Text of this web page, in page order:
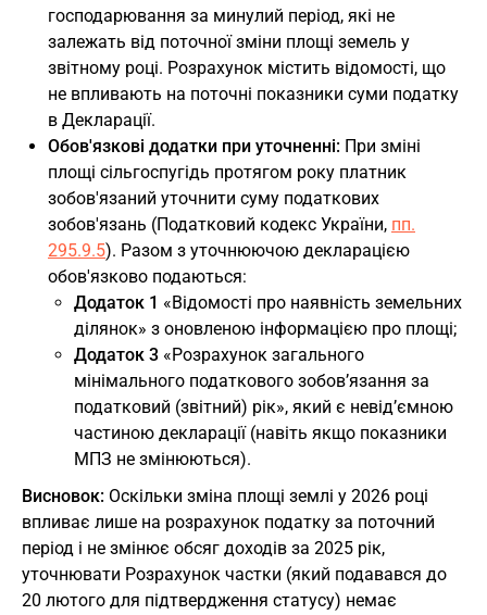
господарювання за минулий період, які не
залежать від поточної зміни площі земель у
звітному році. Розрахунок містить відомості, що
не впливають на поточні показники суми податку
в Декларації.
Обов'язкові додатки при уточненні: При зміні
площі сільгоспугідь протягом року платник
зобов'язаний уточнити суму податкових
зобов'язань (Податковий кодекс України, пп.
295.9.5). Разом з уточнюючою декларацією
обов'язково подаються:
Додаток 1 «Відомості про наявність земельних
ділянок» з оновленою інформацією про площі;
Додаток 3 «Розрахунок загального
мінімального податкового зобов’язання за
податковий (звітний) рік», який є невід’ємною
частиною декларації (навіть якщо показники
МПЗ не змінюються).
Висновок: Оскільки зміна площі землі у 2026 році
впливає лише на розрахунок податку за поточний
період і не змінює обсяг доходів за 2025 рік,
уточнювати Розрахунок частки (який подавався до
20 лютого для підтвердження статусу) немає